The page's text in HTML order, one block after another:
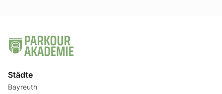
Städte
Bayreuth